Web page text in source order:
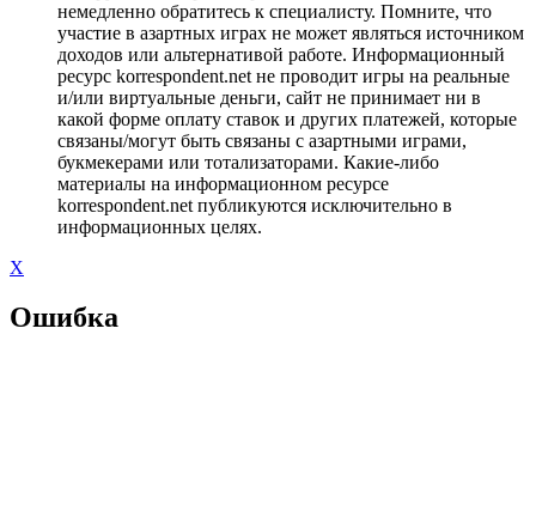
немедленно обратитесь к специалисту. Помните, что
участие в азартных играх не может являться источником
доходов или альтернативой работе. Информационный
ресурс korrespondent.net не проводит игры на реальные
и/или виртуальные деньги, сайт не принимает ни в
какой форме оплату ставок и других платежей, которые
связаны/могут быть связаны с азартными играми,
букмекерами или тотализаторами. Какие-либо
материалы на информационном ресурсе
korrespondent.net публикуются исключительно в
информационных целях.
X
Ошибка